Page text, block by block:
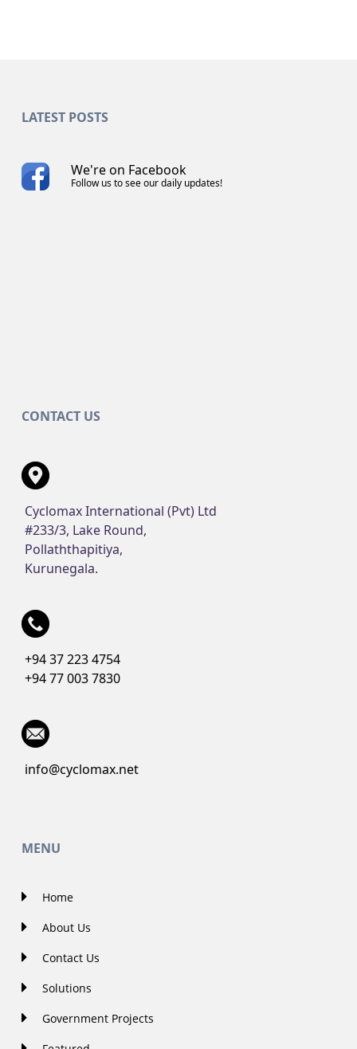
LATEST POSTS
We're on Facebook
Follow us to see our daily updates!
CONTACT US
Cyclomax International (Pvt) Ltd
#233/3, Lake Round,
Pollaththapitiya,
Kurunegala.
+94 37 223 4754
+94 77 003 7830
info@cyclomax.net
MENU
Home
About Us
Contact Us
Solutions
Government Projects